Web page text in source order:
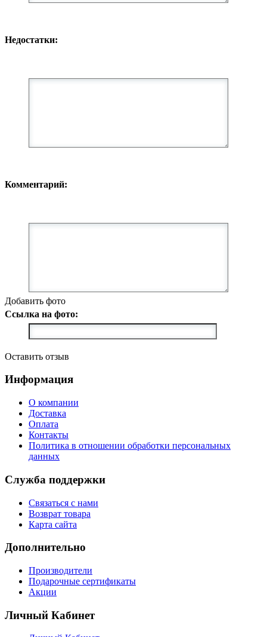
Недостатки:
Комментарий:
Добавить фото
Ссылка на фото:
Оставить отзыв
Информация
О компании
Доставка
Оплата
Контакты
Политика в отношении обработки персональных
данных
Служба поддержки
Связаться с нами
Возврат товара
Карта сайта
Дополнительно
Производители
Подарочные сертификаты
Акции
Личный Кабинет